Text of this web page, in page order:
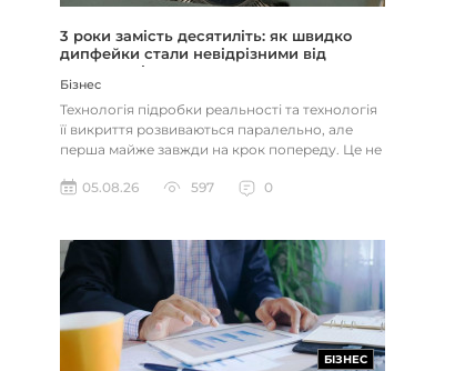
3 роки замість десятиліть: як швидко
дипфейки стали невідрізними від
реальності
Бізнес
Технологія підробки реальності та технологія
її викриття розвиваються паралельно, але
перша майже завжди на крок попереду. Це не
05.08.26
597 0
БІЗНЕС